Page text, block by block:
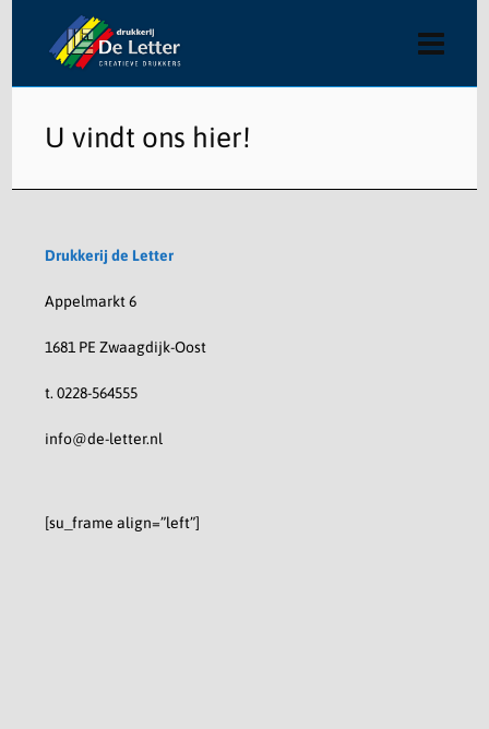
U vindt ons hier!
Drukkerij de Letter
Appelmarkt 6
1681 PE Zwaagdijk-Oost
t. 0228-564555
info@de-letter.nl
[su_frame align=”left”]